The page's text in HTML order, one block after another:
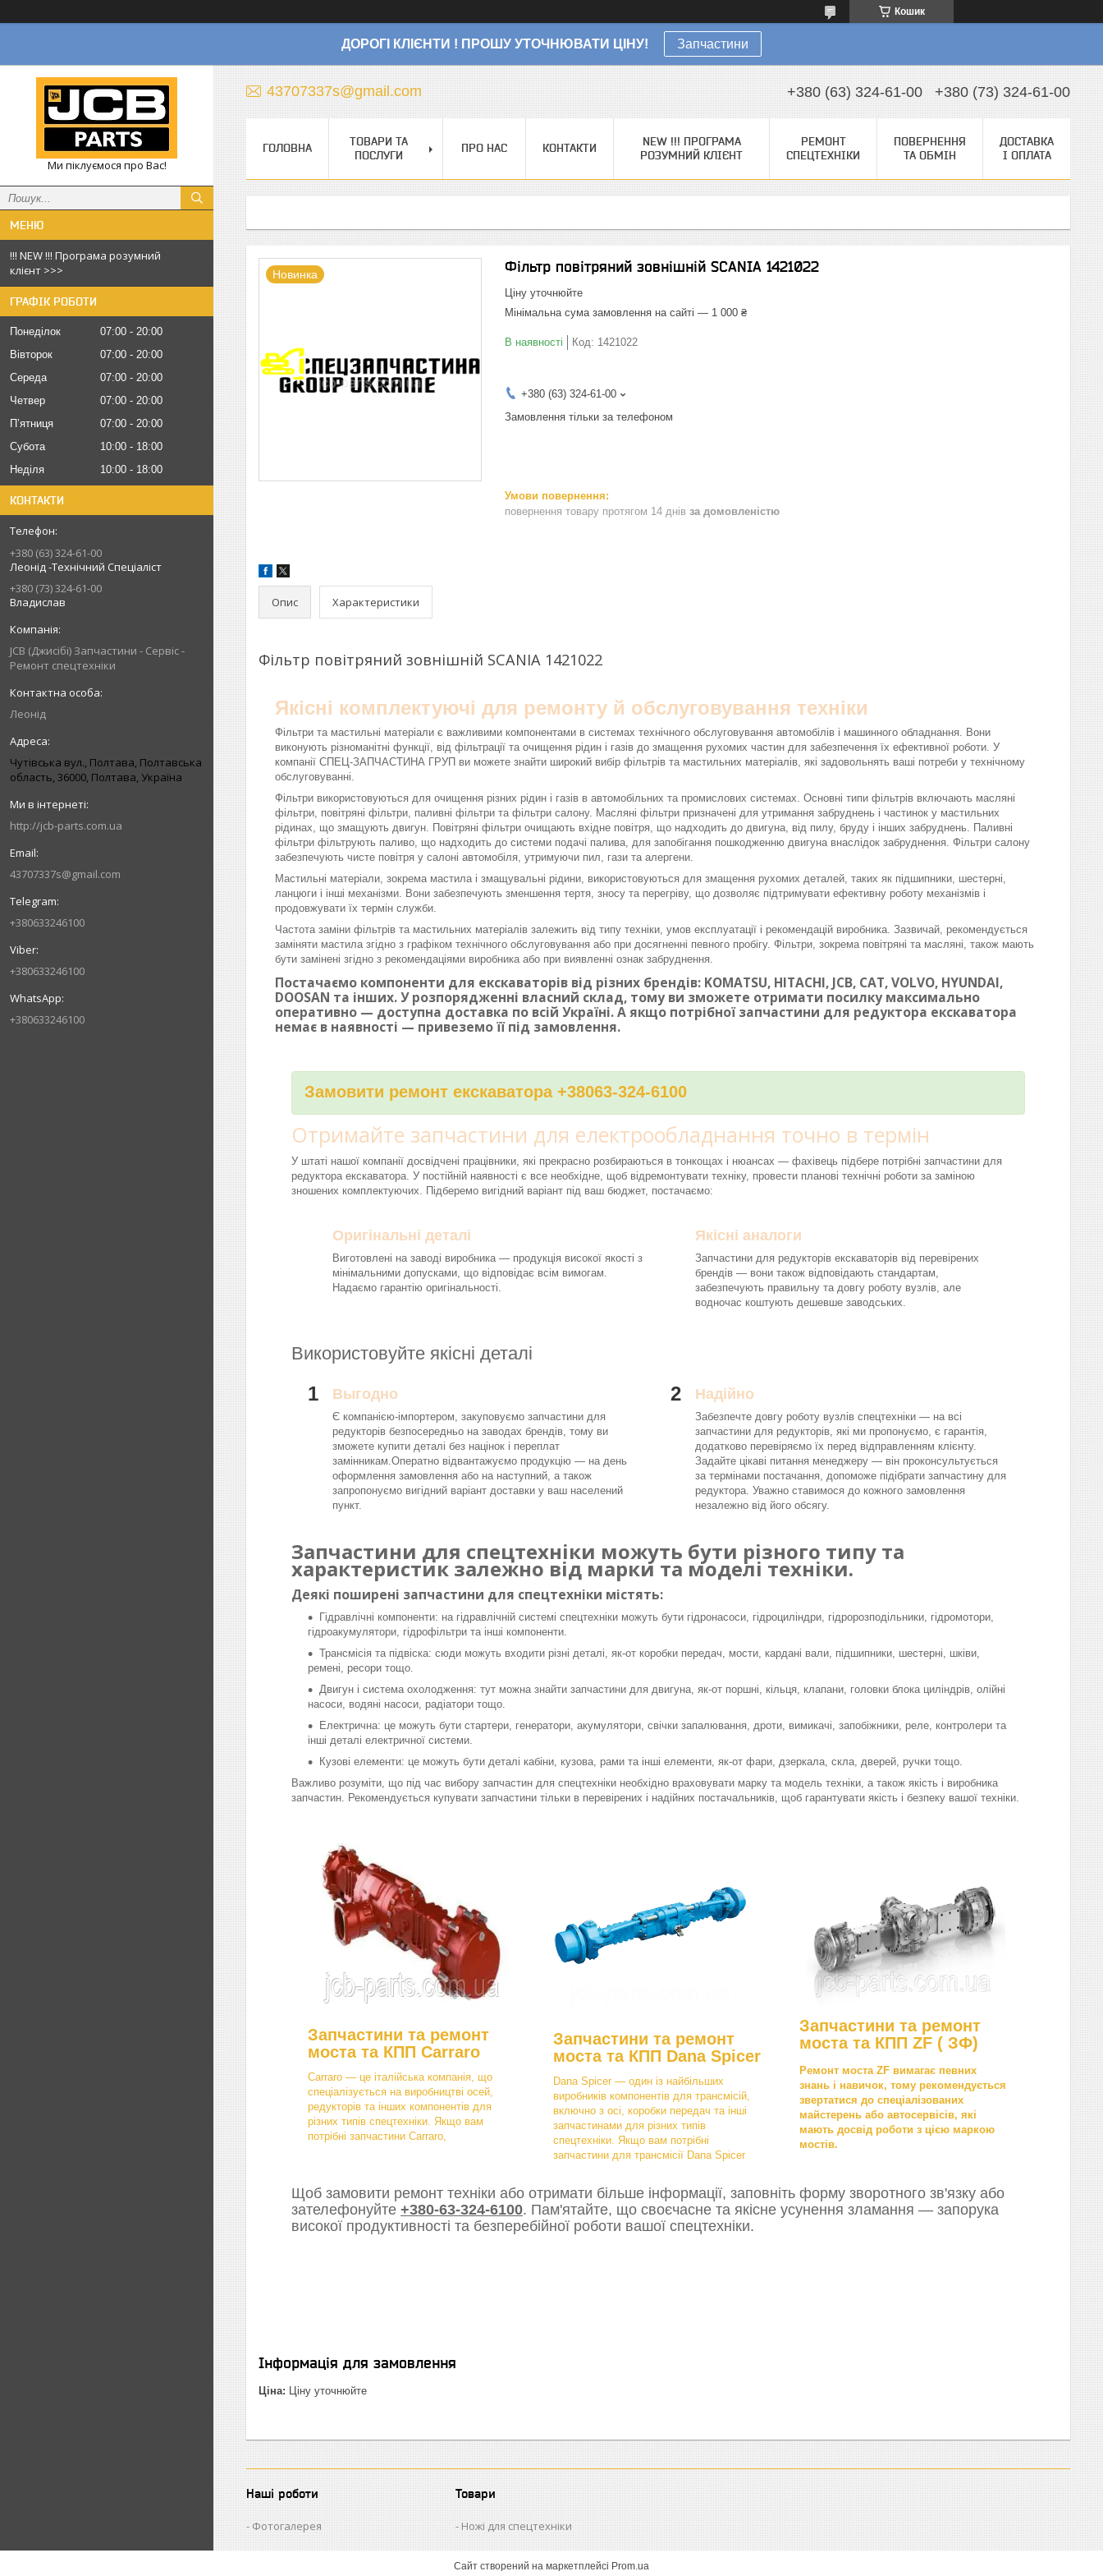
Кошик
ДОРОГІ КЛІЄНТИ ! ПРОШУ УТОЧНЮВАТИ ЦІНУ! Запчастини
Ми піклуємося про Вас!
!!! NEW !!! Програма розумний
клієнт >>>
ГРАФІК РОБОТИ
Понеділок 07:00
20:00
Вівторок
07:00
20:00
Середа
07:00
20:00
Четвер
07:00
20:00
Пʼятниця
07:00
20:00
Субота
10:00
18:00
Неділя
10:00 18:00
КОНТАКТИ
+380 (63) 324-61-00
Леонід -Технічний Спеціаліст
+380 (73) 324-61-00
Владислав
JCB (Джисібі) Запчастини - Сервіс -
Ремонт спецтехніки
Леонід
Чутівська вул., Полтава, Полтавська
область, 36000, Полтава, Україна
http://jcb-parts.com.ua
43707337s@gmail.com
+380633246100
+380633246100
+380633246100
43707337s@gmail.com +380 (63) 324-61-00 +380 (73) 324-61-00
ГОЛОВНА
ТОВАРИ ТА
ПОСЛУГИ
ПРО НАС КОНТАКТИ
NEW !!! ПРОГРАМА
РОЗУМНИЙ КЛІЄНТ
РЕМОНТ
СПЕЦТЕХНІКИ
ПОВЕРНЕННЯ
ТА ОБМІН
ДОСТАВКА
І ОПЛАТА
Новинка Фільтр повітряний зовнішній SCANIA 1421022
Ціну уточнюйте
Мінімальна сума замовлення на сайті — 1 000 ₴
В наявності Код: 1421022
+380 (63) 324-61-00
Замовлення тільки за телефоном
повернення товару протягом 14 днів за домовленістю
Опис Характеристики
Фільтр повітряний зовнішній SCANIA 1421022
Якісні комплектуючі для ремонту й обслуговування техніки
Фільтри та мастильні матеріали є важливими компонентами в системах технічного обслуговування автомобілів і машинного обладнання. Вони
виконують різноманітні функції, від фільтрації та очищення рідин і газів до змащення рухомих частин для забезпечення їх ефективної роботи. У
компанії СПЕЦ-ЗАПЧАСТИНА ГРУП ви можете знайти широкий вибір фільтрів та мастильних матеріалів, які задовольнять ваші потреби у технічному
обслуговуванні.
Фільтри використовуються для очищення різних рідин і газів в автомобільних та промислових системах. Основні типи фільтрів включають масляні
фільтри, повітряні фільтри, паливні фільтри та фільтри салону. Масляні фільтри призначені для утримання забруднень і частинок у мастильних
рідинах, що змащують двигун. Повітряні фільтри очищають вхідне повітря, що надходить до двигуна, від пилу, бруду і інших забруднень. Паливні
фільтри фільтрують паливо, що надходить до системи подачі палива, для запобігання пошкодженню двигуна внаслідок забруднення. Фільтри салону
забезпечують чисте повітря у салоні автомобіля, утримуючи пил, гази та алергени.
Мастильні матеріали, зокрема мастила і змащувальні рідини, використовуються для змащення рухомих деталей, таких як підшипники, шестерні,
ланцюги і інші механізми. Вони забезпечують зменшення тертя, зносу та перегріву, що дозволяє підтримувати ефективну роботу механізмів і
продовжувати їх термін служби.
Частота заміни фільтрів та мастильних матеріалів залежить від типу техніки, умов експлуатації і рекомендацій виробника. Зазвичай, рекомендується
заміняти мастила згідно з графіком технічного обслуговування або при досягненні певного пробігу. Фільтри, зокрема повітряні та масляні, також мають
бути замінені згідно з рекомендаціями виробника або при виявленні ознак забруднення.
Постачаємо компоненти для екскаваторів від різних брендів: KOMATSU, HITACHI, JCB, CAT, VOLVO, HYUNDAI,
DOOSAN та інших. У розпорядженні власний склад, тому ви зможете отримати посилку максимально
оперативно — доступна доставка по всій Україні. А якщо потрібної запчастини для редуктора екскаватора
немає в наявності — привеземо її під замовлення.
Замовити ремонт екскаватора +38063-324-6100
Отримайте запчастини для електрообладнання точно в термін
У штаті нашої компанії досвідчені працівники, які прекрасно розбираються в тонкощах і нюансах — фахівець підбере потрібні запчастини для
редуктора екскаватора. У постійній наявності є все необхідне, щоб відремонтувати техніку, провести планові технічні роботи за заміною
зношених комплектуючих. Підберемо вигідний варіант під ваш бюджет, постачаємо:
Оригінальні деталі
Виготовлені на заводі виробника — продукція високої якості з
мінімальними допусками, що відповідає всім вимогам.
Надаємо гарантію оригінальності.
Якісні аналоги
Запчастини для редукторів екскаваторів від перевірених
брендів — вони також відповідають стандартам,
забезпечують правильну та довгу роботу вузлів, але
водночас коштують дешевше заводських.
Використовуйте якісні деталі
1 Выгодно
Є компанією-імпортером, закуповуємо запчастини для
редукторів безпосередньо на заводах брендів, тому ви
зможете купити деталі без націнок і переплат
замінникам.Оператно відвантажуємо продукцію — на день
оформлення замовлення або на наступний, а також
запропонуємо вигідний варіант доставки у ваш населений
пункт.
2 Надійно
Забезпечте довгу роботу вузлів спецтехніки — на всі
запчастини для редукторів, які ми пропонуємо, є гарантія,
додатково перевіряємо їх перед відправленням клієнту.
Задайте цікаві питання менеджеру — він проконсультується
за термінами постачання, допоможе підібрати запчастину для
редуктора. Уважно ставимося до кожного замовлення
незалежно від його обсягу.
Запчастини для спецтехніки можуть бути різного типу та
характеристик залежно від марки та моделі техніки.
Деякі поширені запчастини для спецтехніки містять:
Гідравлічні компоненти: на гідравлічній системі спецтехніки можуть бути гідронасоси, гідроциліндри, гідророзподільники, гідромотори,
гідроакумулятори, гідрофільтри та інші компоненти.
Трансмісія та підвіска: сюди можуть входити різні деталі, як-от коробки передач, мости, кардані вали, підшипники, шестерні, шківи,
ремені, ресори тощо.
Двигун і система охолодження: тут можна знайти запчастини для двигуна, як-от поршні, кільця, клапани, головки блока циліндрів, олійні
насоси, водяні насоси, радіатори тощо.
Електрична: це можуть бути стартери, генератори, акумулятори, свічки запалювання, дроти, вимикачі, запобіжники, реле, контролери та
інші деталі електричної системи.
Кузові елементи: це можуть бути деталі кабіни, кузова, рами та інші елементи, як-от фари, дзеркала, скла, дверей, ручки тощо.
Важливо розуміти, що під час вибору запчастин для спецтехніки необхідно враховувати марку та модель техніки, а також якість і виробника
запчастин. Рекомендується купувати запчастини тільки в перевірених і надійних постачальників, щоб гарантувати якість і безпеку вашої техніки.
Запчастини та ремонт
моста та КПП Carraro
Carraro — це італійська компанія, що
спеціалізується на виробництві осей,
редукторів та інших компонентів для
різних типів спецтехніки. Якщо вам
потрібні запчастини Carraro,
Запчастини та ремонт
моста та КПП Dana Spicer
Dana Spicer — один із найбільших
виробників компонентів для трансмісій,
включно з осі, коробки передач та інші
запчастинами для різних типів
спецтехніки. Якщо вам потрібні
запчастини для трансмісії Dana Spicer
Запчастини та ремонт
моста та КПП ZF ( ЗФ)
Ремонт моста ZF вимагає певних
знань і навичок, тому рекомендується
звертатися до спеціалізованих
майстерень або автосервісів, які
мають досвід роботи з цією маркою
мостів.
Щоб замовити ремонт техніки або отримати більше інформації, заповніть форму зворотного зв'язку або
зателефонуйте +380-63-324-6100. Пам'ятайте, що своєчасне та якісне усунення зламання — запорука
високої продуктивності та безперебійної роботи вашої спецтехніки.
Інформація для замовлення
Ціна: Ціну уточнюйте
Наші роботи
Фотогалерея
Товари
Ножі для спецтехніки
Сайт створений на маркетплейсі Prom.ua